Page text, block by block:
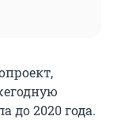
до 2020 года.